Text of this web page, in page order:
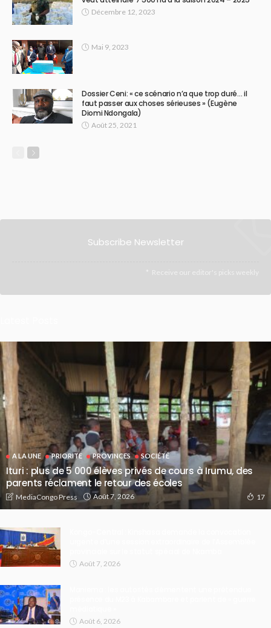
Décembre 12, 2023
Mai 9, 2023
Dossier Ceni: « ce scénario n’a que trop duré… il
faut passer aux choses sérieuses » (Eugène
Diomi Ndongala)
Août 25, 2021
Subscribe Newsletter
Receive our editor's picks weekly
A LA UNE PRIORITE PROVINCES SOCIÉTÉ
Ituri : plus de 5 000 élèves privés de cours à Irumu, des
parents réclament le retour des écoles
MediaCongo Press Août 7, 2026 17
Août 7, 2026
Août 6, 2026